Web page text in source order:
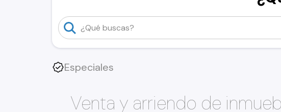
Especiales
Venta y arriendo de